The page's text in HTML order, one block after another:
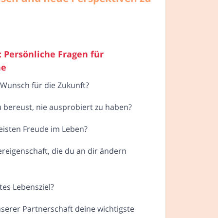
Persönliche Fragen für
für die Zukunft?
bereust, nie ausprobiert zu haben?
Freude im Leben?
die du an dir ändern
Lebensziel?
Partnerschaft deine wichtigste